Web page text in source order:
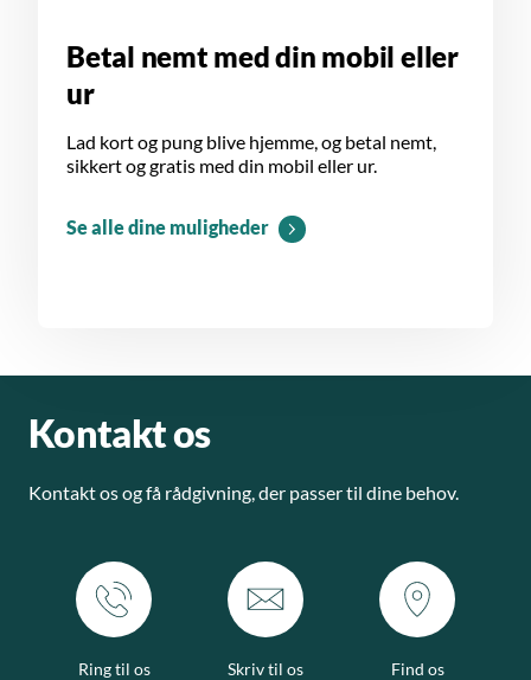
Betal nemt med din mobil eller
ur
Lad kort og pung blive hjemme, og betal nemt,
sikkert og gratis med din mobil eller ur.
Se alle dine muligheder
Kontakt os
Kontakt os og få rådgivning, der passer til dine behov.
Ring til os Skriv til os Find os